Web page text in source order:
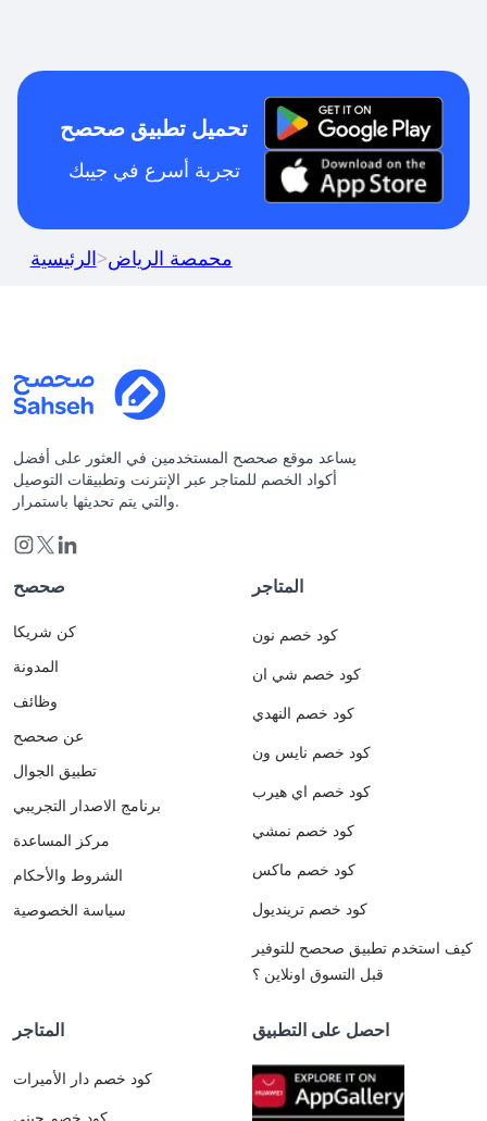
تحميل تطبيق صحصح
تجربة أسرع في جيبك
الرئيسية>محمصة الرياض
يساعد موقع صحصح المستخدمين في العثور على أفضل
أكواد الخصم للمتاجر عبر الإنترنت وتطبيقات التوصيل
والتي يتم تحديثها باستمرار.
صحصح
كن شريكا
المدونة
وظائف
عن صحصح
تطبيق الجوال
برنامج الاصدار التجريبي
مركز المساعدة
الشروط والأحكام
سياسة الخصوصية
المتاجر
كود خصم نون
كود خصم شي ان
كود خصم النهدي
كود خصم نايس ون
كود خصم اي هيرب
كود خصم نمشي
كود خصم ماكس
كود خصم ترينديول
كيف استخدم تطبيق صحصح للتوفير
قبل التسوق اونلاين ؟
المتاجر
كود خصم دار الأميرات
احصل على التطبيق